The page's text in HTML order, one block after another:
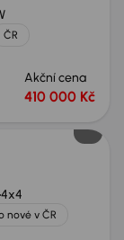
ČR
Akční cena
410 000 Kč
4x4
nové v ČR